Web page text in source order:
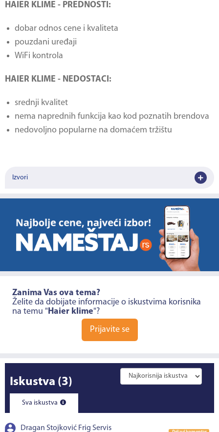
HAIER KLIME - PREDNOSTI:
dobar odnos cene i kvaliteta
pouzdani uređaji
WiFi kontrola
HAIER KLIME - NEDOSTACI:
srednji kvalitet
nema naprednih funkcija kao kod poznatih brendova
nedovoljno popularne na domaćem tržištu
Izvori
Zanima Vas ova tema?
Želite da dobijate informacije o iskustvima korisnika
na temu "Haier klime"?
Prijavite se
Iskustva (3)
Sva iskustva
Dragan Stojković Frig Servis